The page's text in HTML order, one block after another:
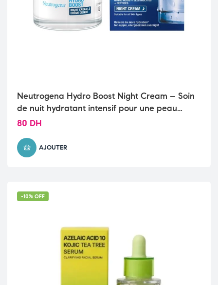
Neutrogena Hydro Boost Night Cream – Soin
de nuit hydratant intensif pour une peau
revitalisée
80 DH
AJOUTER
-10% OFF